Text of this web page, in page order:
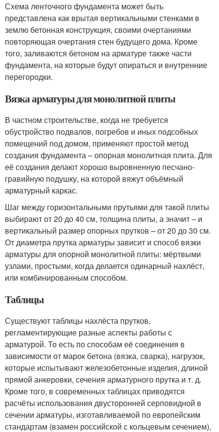
Схема ленточного фундамента может быть
представлена как врытая вертикальными стенками в
землю бетонная конструкция, своими очертаниями
повторяющая очертания стен будущего дома. Кроме
того, заливаются бетоном на арматуре также части
фундамента, на которые будут опираться и внутренние
перегородки.
Вязка арматуры для монолитной плиты
В частном строительстве, когда не требуется
обустройство подвалов, погребов и иных подсобных
помещений под домом, применяют простой метод
создания фундамента – опорная монолитная плита. Для
её создания делают хорошо выровненную песчано-
гравийную подушку, на которой вяжут объёмный
арматурный каркас.
Шаг между горизонтальными прутьями для такой плиты
выбирают от 20 до 40 см, толщина плиты, а значит – и
вертикальный размер опорных прутков – от 20 до 30 см.
От диаметра прутка арматуры зависит и способ вязки
арматуры для опорной монолитной плиты: мёртвыми
узлами, простыми, когда делается одинарный нахлёст,
или комбинированным способом.
Таблицы
Существуют таблицы нахлёста прутков,
регламентирующие разные аспекты работы с
арматурой. То есть по способам её соединения в
зависимости от марок бетона (вязка, сварка), нагрузок,
которые испытывают железобетонные изделия, длиной
прямой анкеровки, сечения арматурного прутка и т. д.
Кроме того, в современных таблицах приводятся
расчёты использования двусторонней серповидной в
сечении арматуры, изготавливаемой по европейским
стандартам (взамен российской с кольцевым сечением),